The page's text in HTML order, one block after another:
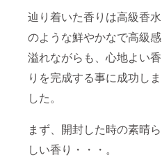
辿り着いた香りは高級香水
のような鮮やかなで高級感
溢れながらも、心地よい香
りを完成する事に成功しま
した。
まず、開封した時の素晴ら
しい香り・・・。